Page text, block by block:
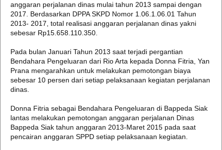
anggaran perjalanan dinas mulai tahun 2013 sampai dengan
2017. Berdasarkan DPPA SKPD Nomor 1.06.1.06.01 Tahun
2013- 2017, total realisasi anggaran perjalanan dinas yakni
sebesar Rp15.658.110.350.
Pada bulan Januari Tahun 2013 saat terjadi pergantian
Bendahara Pengeluaran dari Rio Arta kepada Donna Fitria, Yan
Prana mengarahkan untuk melakukan pemotongan biaya
sebesar 10 persen dari setiap pelaksanaan kegiatan perjalanan
dinas.
Donna Fitria sebagai Bendahara Pengeluaran di Bappeda Siak
lantas melakukan pemotongan anggaran perjalanan Dinas
Bappeda Siak tahun anggaran 2013-Maret 2015 pada saat
pencairan anggaran SPPD setiap pelaksanaan kegiatan.